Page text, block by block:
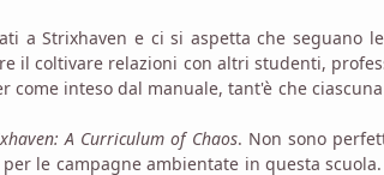
a Strixhaven e ci si aspetta che seguano
il coltivare relazioni con altri studenti,
inteso dal manuale, tant'è che
A Curriculum of Chaos. Non sono
le campagne ambientate in questa scuola.